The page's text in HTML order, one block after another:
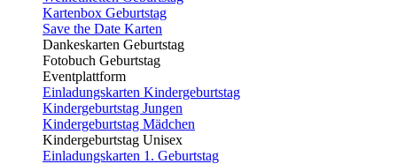
Kartenbox Geburtstag
Save the Date Karten
Dankeskarten Geburtstag
Fotobuch Geburtstag
Eventplattform
Einladungskarten Kindergeburtstag
Kindergeburtstag Jungen
Kindergeburtstag Mädchen
Kindergeburtstag Unisex
Einladungskarten 1. Geburtstag